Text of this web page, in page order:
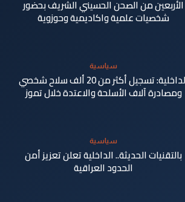
الأربعين من الصحن الحسيني الشريف بحضور
شخصيات علمية واكاديمية وحوزوية
سياسية
الداخلية: تسجيل أكثر من 20 ألف سلاح شخصي
ومصادرة آلاف الأسلحة والاعتدة خلال تموز
سياسية
بالتقنيات الحديثة.. الداخلية تعلن تعزيز أمن
الحدود العراقية